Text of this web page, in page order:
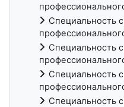
Специальность
Специальность
Специальность
Специальность